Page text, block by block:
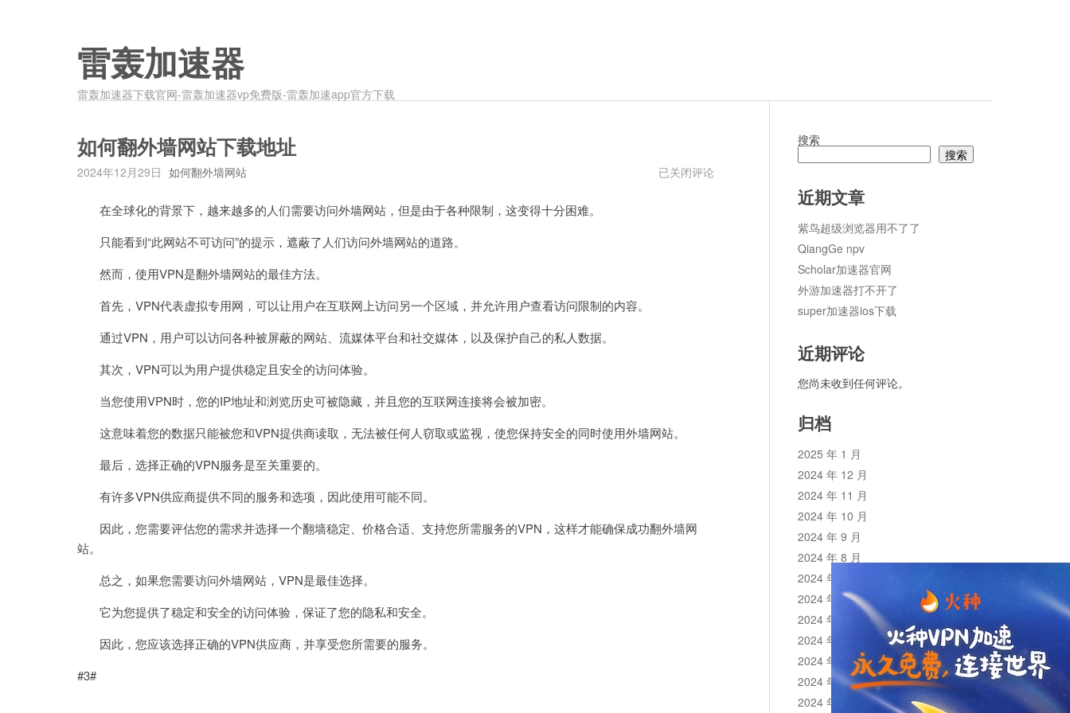
雷轰加速器
雷轰加速器下载官网-雷轰加速器vp免费版-雷轰加速app官方下载
如何翻外墙网站下载地址
2024年12月29日 如何翻外墙网站
如
已关闭评论
在全球化的背景下，越来越多的人们需要访问外墙网站，但是由于各种限制，这变得十分困难。
只能看到“此网站不可访问”的提示，遮蔽了人们访问外墙网站的道路。
然而，使用VPN是翻外墙网站的最佳方法。
首先，VPN代表虚拟专用网，可以让用户在互联网上访问另一个区域，并允许用户查看访问限制的内容。
通过VPN，用户可以访问各种被屏蔽的网站、流媒体平台和社交媒体，以及保护自己的私人数据。
其次，VPN可以为用户提供稳定且安全的访问体验。
当您使用VPN时，您的IP地址和浏览历史可被隐藏，并且您的互联网连接将会被加密。
这意味着您的数据只能被您和VPN提供商读取，无法被任何人窃取或监视，使您保持安全的同时使用外墙网站。
最后，选择正确的VPN服务是至关重要的。
有许多VPN供应商提供不同的服务和选项，因此使用可能不同。
因此，您需要评估您的需求并选择一个翻墙稳定、价格合适、支持您所需服务的VPN，这样才能确保成功翻外墙网
站。
总之，如果您需要访问外墙网站，VPN是最佳选择。
它为您提供了稳定和安全的访问体验，保证了您的隐私和安全。
因此，您应该选择正确的VPN供应商，并享受您所需要的服务。
#3#
搜索
搜索
近期文章
紫鸟超级浏览器用不了了
QiangGe npv
Scholar加速器官网
外游加速器打不开了
super加速器ios下载
近期评论
您尚未收到任何评论。
归档
2025 年 1 月
2024 年 12 月
2024 年 11 月
2024 年 10 月
2024 年 9 月
2024 年 8 月
2024 年 7 月
2024 年 6 月
2024 年 5 月
2024 年 4 月
2024 年 3 月
2024 年 2 月
2024 年 1 月